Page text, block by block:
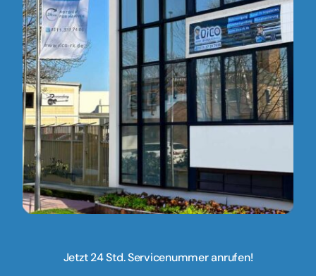
Jetzt 24 Std. Servicenummer anrufen!